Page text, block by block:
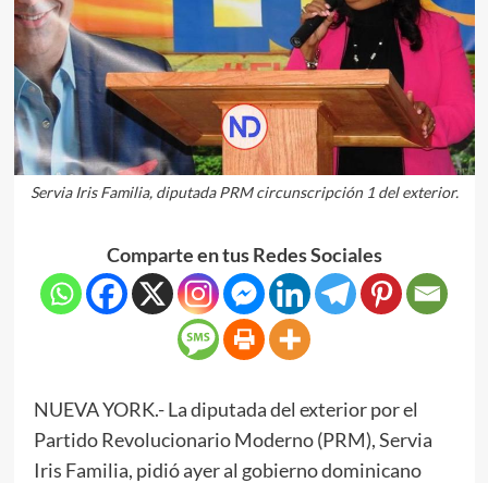
Servia Iris Familia, diputada PRM circunscripción 1 del exterior.
Comparte en tus Redes Sociales
NUEVA YORK.- La diputada del exterior por el
Partido Revolucionario Moderno (PRM), Servia
Iris Familia, pidió ayer al gobierno dominicano